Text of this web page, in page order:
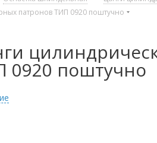
патронов ТИП 0920 поштучно
0920 поштучно